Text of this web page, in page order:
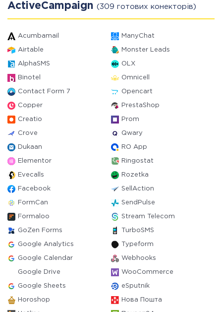
ActiveCampaign (309 готових конекторів)
Acumbamail ManyChat
Airtable Monster Leads
AlphaSMS OLX
Binotel Omnicell
Contact Form 7 Opencart
Copper PrestaShop
Creatio Prom
Crove Qwary
Dukaan RO App
Elementor Ringostat
Evecalls Rozetka
Facebook SellAction
FormCan SendPulse
Formaloo Stream Telecom
GoZen Forms TurboSMS
Google Analytics Typeform
Google Calendar Webhooks
Google Drive WooCommerce
Google Sheets eSputnik
Horoshop Нова Пошта